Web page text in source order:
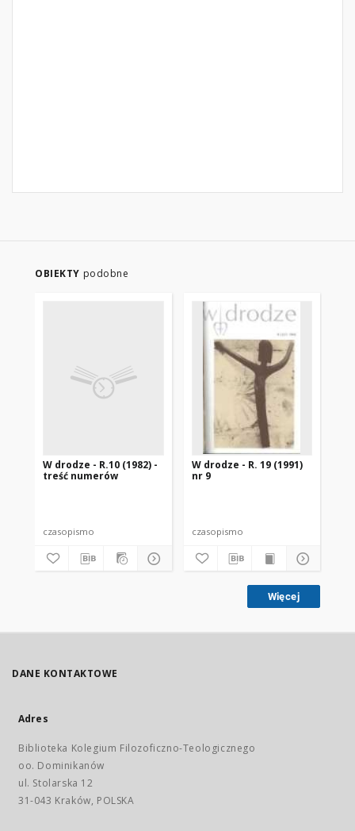
OBIEKTY podobne
W drodze - R.10 (1982) -
treść numerów
czasopismo
W drodze - R. 19 (1991)
nr 9
czasopismo
Więcej
DANE KONTAKTOWE
Adres
Biblioteka Kolegium Filozoficzno-Teologicznego
oo. Dominikanów
ul. Stolarska 12
31-043 Kraków, POLSKA